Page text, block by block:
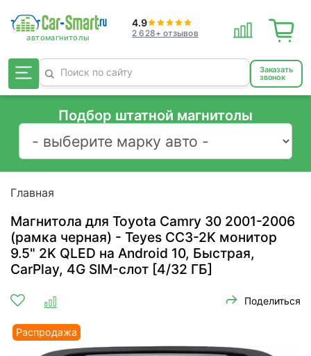
4.9
2 628+ отзывов
Заказать
звонок
Подбор штатной магнитолы
Главная
Магнитола для Toyota Camry 30 2001-2006
(рамка черная) - Teyes CC3-2K монитор
9.5" 2K QLED на Android 10, Быстрая,
CarPlay, 4G SIM-слот [4/32 ГБ]
Поделиться
Распродажа